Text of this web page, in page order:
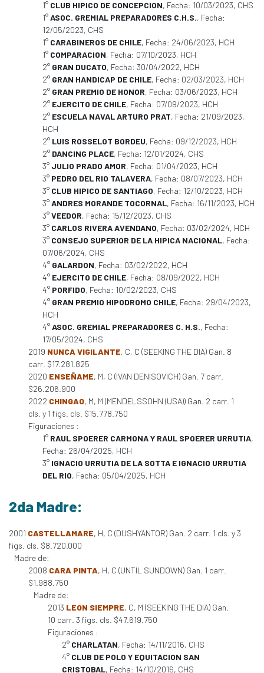
1° CLUB HIPICO DE CONCEPCION, Fecha: 10/03/2023, CHS
1°ASOC. GREMIAL PREPARADORES C.H.S., Fecha:
12/05/2023, CHS
1° CARABINEROS DE CHILE, Fecha: 24/06/2023, HCH
1° COMPARACION, Fecha: 07/10/2023, HCH
2° GRAN DUCATO, Fecha: 30/04/2022, HCH
2° GRAN HANDICAP DE CHILE, Fecha: 02/03/2023, HCH
2° GRAN PREMIO DE HONOR, Fecha: 03/06/2023, HCH
2° EJERCITO DE CHILE, Fecha: 07/09/2023, HCH
2° ESCUELA NAVAL ARTURO PRAT, Fecha: 21/09/2023,
HCH
2° LUIS ROSSELOT BORDEU, Fecha: 09/12/2023, HCH
2° DANCING PLACE, Fecha: 12/01/2024, CHS
3° JULIO PRADO AMOR, Fecha: 01/04/2023, HCH
3° PEDRO DEL RIO TALAVERA, Fecha: 08/07/2023, HCH
3° CLUB HIPICO DE SANTIAGO, Fecha: 12/10/2023, HCH
3°ANDRES MORANDE TOCORNAL, Fecha: 16/11/2023, HCH
3°VEEDOR, Fecha: 15/12/2023, CHS
3° CARLOS RIVERA AVENDANO, Fecha: 03/02/2024, HCH
3° CONSEJO SUPERIOR DE LA HIPICA NACIONAL, Fecha:
07/06/2024, CHS
4° GALARDON, Fecha: 03/02/2022, HCH
4° EJERCITO DE CHILE, Fecha: 08/09/2022, HCH
4° PORFIDO, Fecha: 10/02/2023, CHS
4° GRAN PREMIO HIPODROMO CHILE, Fecha: 29/04/2023,
HCH
4°ASOC. GREMIAL PREPARADORES C. H.S., Fecha:
17/05/2024, CHS
2019 NUNCA VIGILANTE, C, C (SEEKING THE DIA) Gan. 8
carr. $17.281.825
2020 ENSEÑAME, M, C (IVAN DENISOVICH) Gan. 7 carr.
$26.206.900
2022 CHINGAO, M, M (MENDELSSOHN (USA)) Gan. 2 carr. 1
cls. y 1 figs. cls. $15.778.750
Figuraciones :
1° RAUL SPOERER CARMONA Y RAUL SPOERER URRUTIA,
Fecha: 26/04/2025, HCH
3° IGNACIO URRUTIA DE LA SOTTA E IGNACIO URRUTIA
DEL RIO, Fecha: 05/04/2025, HCH
2da Madre:
2001 CASTELLAMARE, H, C (DUSHYANTOR) Gan. 2 carr. 1 cls. y 3
figs. cls. $8.720.000
Madre de:
2008 CARA PINTA, H, C (UNTIL SUNDOWN) Gan. 1 carr.
$1.988.750
Madre de:
2013 LEON SIEMPRE, C, M (SEEKING THE DIA) Gan.
10 carr. 3 figs. cls. $47.619.750
Figuraciones :
2° CHARLATAN, Fecha: 14/11/2016, CHS
4° CLUB DE POLO Y EQUITACION SAN
CRISTOBAL, Fecha: 14/10/2016, CHS